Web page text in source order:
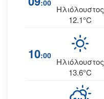
:00
Ηλιόλουστος
12.1°C
10:00
Ηλιόλουστος
13.6°C